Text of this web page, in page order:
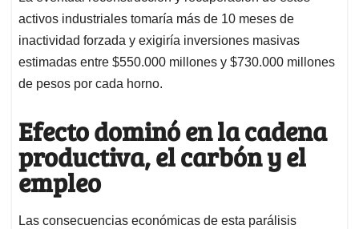
activos industriales tomaría más de 10 meses de
inactividad forzada y exigiría inversiones masivas
estimadas entre $550.000 millones y $730.000 millones
de pesos por cada horno.
Efecto dominó en la cadena
productiva, el carbón y el
empleo
Las consecuencias económicas de esta parálisis